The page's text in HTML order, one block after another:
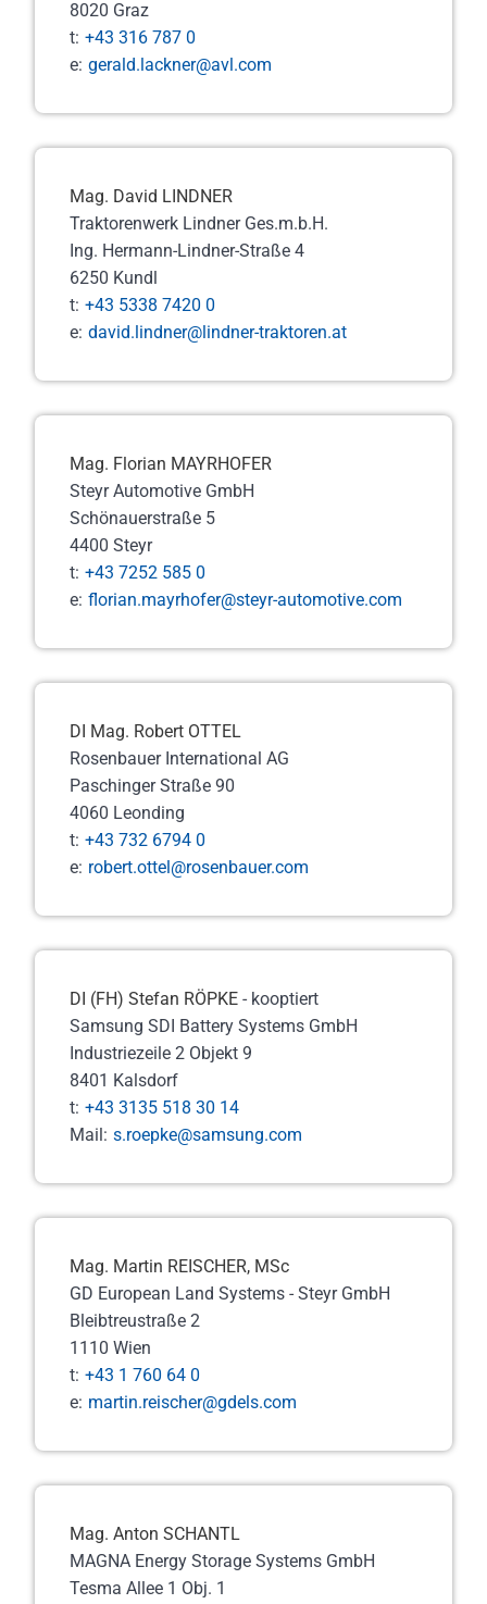
8020 Graz
t: +43 316 787 0
e: gerald.lackner@avl.com
Mag. David LINDNER
Traktorenwerk Lindner Ges.m.b.H.
Ing. Hermann-Lindner-Straße 4
6250 Kundl
t: +43 5338 7420 0
e: david.lindner@lindner-traktoren.at
Mag. Florian MAYRHOFER
Steyr Automotive GmbH
Schönauerstraße 5
4400 Steyr
t: +43 7252 585 0
e: florian.mayrhofer@steyr-automotive.com
DI Mag. Robert OTTEL
Rosenbauer International AG
Paschinger Straße 90
4060 Leonding
t: +43 732 6794 0
e: robert.ottel@rosenbauer.com
DI (FH) Stefan RÖPKE - kooptiert
Samsung SDI Battery Systems GmbH
Industriezeile 2 Objekt 9
8401 Kalsdorf
t: +43 3135 518 30 14
Mail: s.roepke@samsung.com
Mag. Martin REISCHER, MSc
GD European Land Systems - Steyr GmbH
Bleibtreustraße 2
1110 Wien
t: +43 1 760 64 0
e: martin.reischer@gdels.com
Mag. Anton SCHANTL
MAGNA Energy Storage Systems GmbH
Tesma Allee 1 Obj. 1